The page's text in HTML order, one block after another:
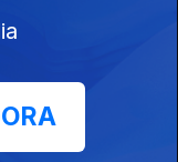
02 abr. 2026
Com Graça